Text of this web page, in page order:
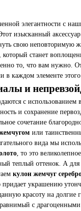
элегантности с
изысканный
свою неповторимую
, который станет
то, что вам нужно.
в каждом элементе этого
и
с использованием
и сохранение
сочетание
или
вида мы
, то это великолепное
теплый оттенок. А для
кулон жемчуг
придает украшению
красоту на
с